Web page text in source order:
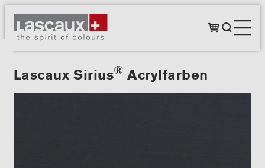
Lascaux Sirius® Acrylfarben